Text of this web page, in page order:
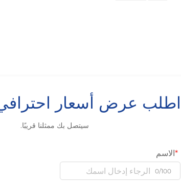
اطلب عرض أسعار
سيتصل بك ممثلنا قريبًا.
الاسم
0/100